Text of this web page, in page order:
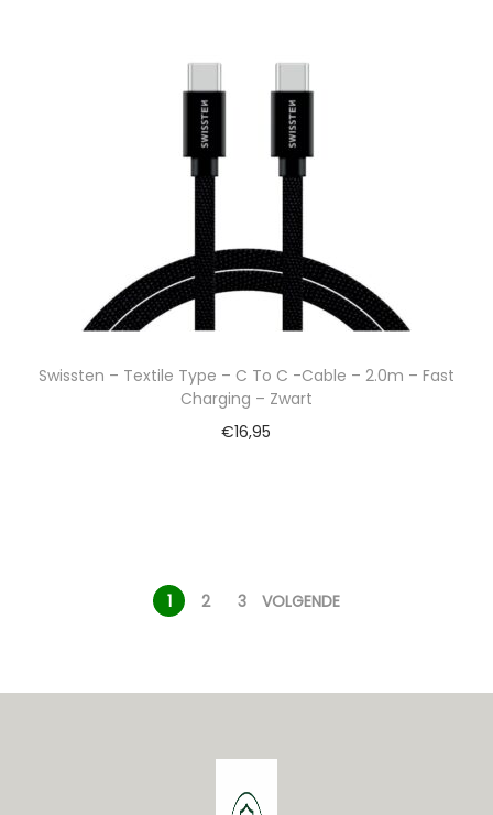
Swissten – Textile Type – C To C -Cable – 2.0m – Fast
Charging – Zwart
€16,95
1 2 3 VOLGENDE